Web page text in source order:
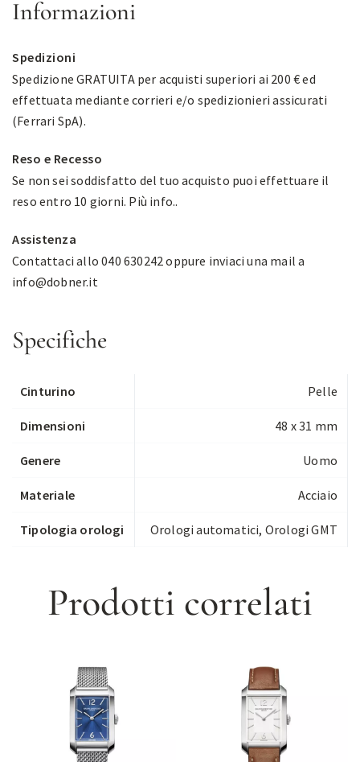
Informazioni
Spedizioni
Spedizione GRATUITA per acquisti superiori ai 200 € ed
effettuata mediante corrieri e/o spedizionieri assicurati
(Ferrari SpA).
Reso e Recesso
Se non sei soddisfatto del tuo acquisto puoi effettuare il
reso entro 10 giorni. Più info..
Assistenza
Contattaci allo 040 630242 oppure inviaci una mail a
info@dobner.it
Specifiche
Cinturino Pelle
Dimensioni 48 x 31 mm
Genere Uomo
Materiale Acciaio
Tipologia orologi Orologi automatici, Orologi GMT
Prodotti correlati